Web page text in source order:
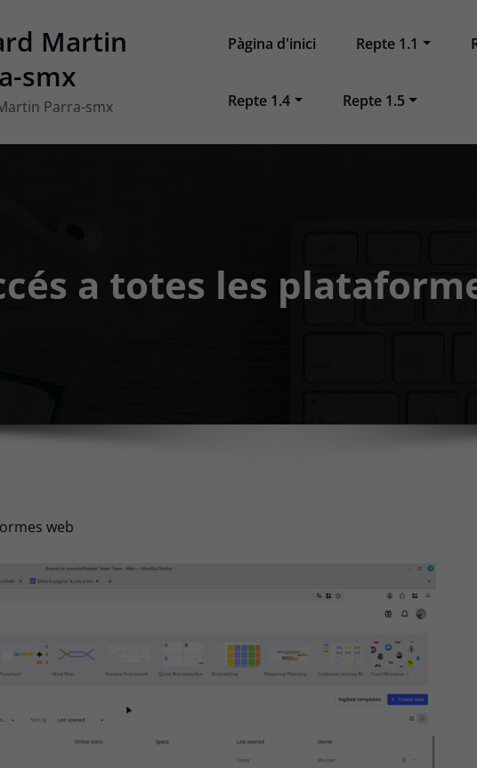
Martin
smx
Parra-smx
Pàgina d'inici Repte 1.1
Repte 1.4 Repte 1.5
a totes les
web